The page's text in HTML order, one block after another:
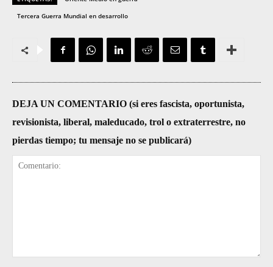
Tercera Guerra Mundial en desarrollo
DEJA UN COMENTARIO (si eres fascista, oportunista,
revisionista, liberal, maleducado, trol o extraterrestre, no
pierdas tiempo; tu mensaje no se publicará)